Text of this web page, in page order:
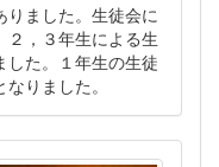
りました。生徒会に
２，３年生による生
した。１年生の生徒
りました。